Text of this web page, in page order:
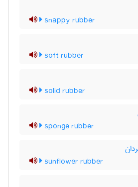
snappy rubber
soft rubber
solid rubber
sponge rubber
sunflower rubber